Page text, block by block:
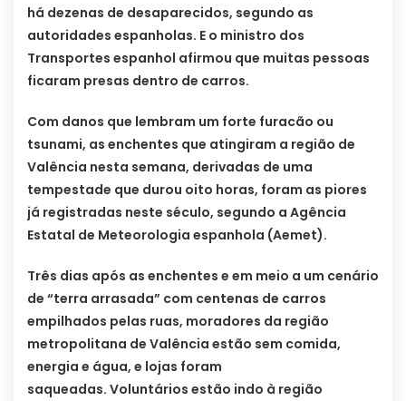
há dezenas de desaparecidos, segundo as
autoridades espanholas. E o ministro dos
Transportes espanhol afirmou que muitas pessoas
ficaram presas dentro de carros.
Com danos que lembram um forte furacão ou
tsunami, as enchentes que atingiram a região de
Valência nesta semana, derivadas de uma
tempestade que durou oito horas, foram as piores
já registradas neste século, segundo a Agência
Estatal de Meteorologia espanhola (Aemet).
Três dias após as enchentes e em meio a um cenário
de “terra arrasada” com centenas de carros
empilhados pelas ruas, moradores da região
metropolitana de Valência estão sem comida,
energia e água, e lojas foram
saqueadas. Voluntários estão indo à região